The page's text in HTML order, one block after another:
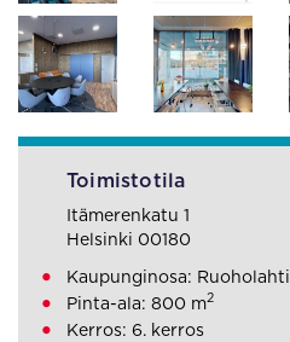
Toimistotila
Itämerenkatu 1
Helsinki 00180
Kaupunginosa: Ruoholahti
Pinta-ala: 800 m2
Kerros: 6. kerros